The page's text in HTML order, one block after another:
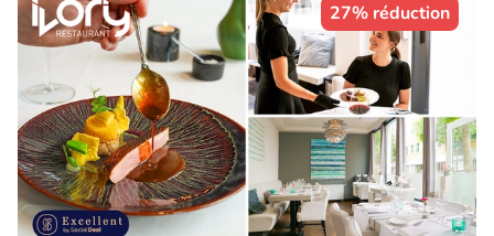
27% réduction